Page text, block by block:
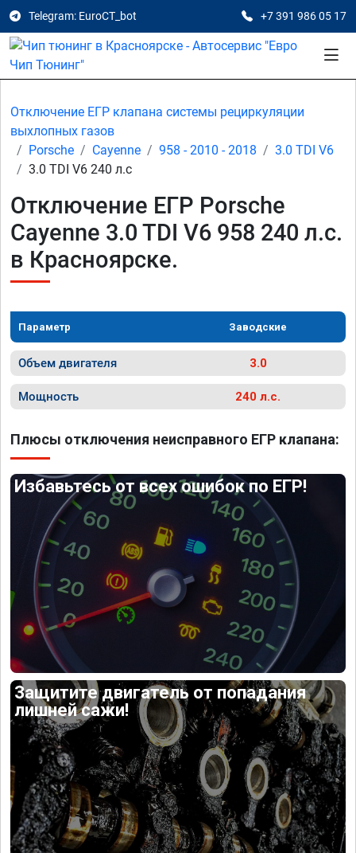
Telegram: EuroCT_bot +7 391 986 05 17
Отключение ЕГР клапана системы рециркуляции
выхлопных газов
Porsche
Cayenne 958 - 2010 - 2018
3.0 TDI V6
3.0 TDI V6 240 л.с
Отключение ЕГР Porsche
Cayenne 3.0 TDI V6 958 240 л.с.
в Красноярске.
Параметр Заводские
Объем двигателя 3.0
Мощность 240 л.с.
Плюсы отключения неисправного ЕГР клапана:
Избавьтесь от всех ошибок по ЕГР!
Защитите двигатель от попадания
лишней сажи!